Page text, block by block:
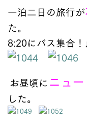
一泊二日の旅行が
た。
8:20にバス集合
お昼頃に ニュ
した。